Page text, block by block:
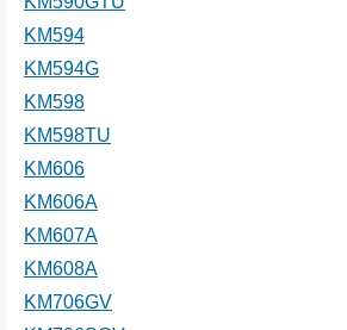
KM594
KM594G
KM598
KM598TU
KM606
KM606A
KM607A
KM608A
KM706GV